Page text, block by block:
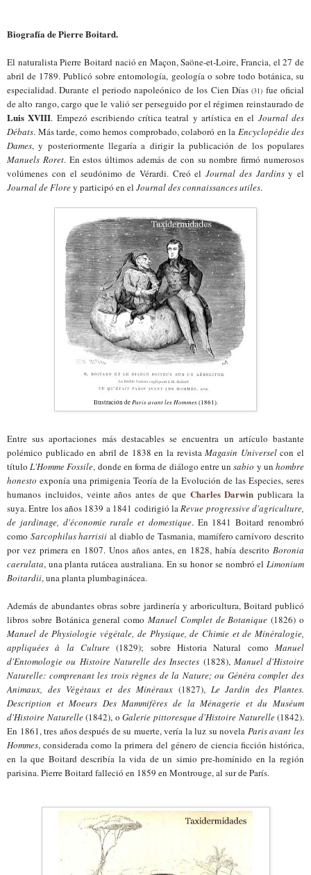
Biografía de Pierre Boitard.
El naturalista Pierre Boitard nació en Maçon, Saöne-et-Loire, Francia, el 27 de
abril de 1789. Publicó sobreentomología, geología o sobre todo botánica, su
especialidad. Durante el periodo napoleónico de los Cien Días(31) fue oficial
de alto rango, cargo que le valió ser perseguido por el régimen reinstaurado de
Luis XVIII. Empezó escribiendo crítica teatral y artística en el Journal des
Débats. Más tarde, como hemos comprobado, colaboró en la Encyclopédie des
Dames, y posteriormente llegaría a dirigir la publicación de los populares
Manuels Roret. En estos últimos además de con su nombre firmó numerosos
volúmenes con el seudónimo de Vérardi. Creó el Journal des Jardinsy el
Journal de Florey participó en el Journal des connaissances utiles.
Ilustración de Paris avant lesHommes(1861).
Entre sus aportaciones más destacables se encuentra un artículo bastante
polémico publicado en abril de 1838 en la revistaMagasin Universelcon el
títuloL'Homme Fossile, donde en forma de diálogo entre unsabio y unhombre
honesto exponía una primigenia Teoría de la Evolución de las Especies, seres
humanos incluidos, veinte años antes de que Charles Darwin publicara la
suya. Entre los años 1839 a 1841 codirigió laRevue progressive d'agriculture,
de jardinage, d'économie rurale et domestique. En 1841 Boitard renombró
como Sarcophilus harrisii al diablo de Tasmania, mamífero carnívoro descrito
por vez primera en 1807. Unos años antes, en 1828, había descrito Boronia
caerulata, una planta rutácea australiana. En su honor se nombró el Limonium
Boitardii, una planta plumbaginácea.
Además de abundantes obras sobre jardinería y arboricultura, Boitard publicó
libros sobre Botánica general como Manuel Complet de Botanique (1826) o
Manuel de Physiologie végétale, de Physique, de Chimie et de Minéralogie,
appliquées à la Culture (1829); sobre Historia Natural como Manuel
d'Entomologie ou Histoire Naturelle desInsectes (1828), Manuel d'Histoire
Naturelle: comprenant les trois règnes de la Nature; ou Généra complet des
Animaux, des Végétaux et desMinéraux (1827), Le Jardin des Plantes.
Description et Moeurs Des Mammifères de la Ménagerie et du Muséum
d'Histoire Naturelle(1842), o Galerie pittoresque d'Histoire Naturelle(1842).
En 1861, tres años después de su muerte, vería la luz su novela Paris avant les
Hommes, considerada como la primera del género de ciencia ficción histórica,
en la que Boitard describía la vida de un simio pre-homínido en la región
parisina. Pierre Boitard falleció en 1859 en Montrouge, al sur de París.